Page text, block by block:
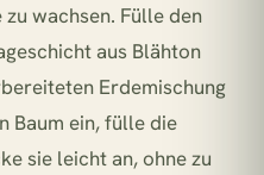
wachsen. Fülle den
aus Blähton
Erdemischung
Baum ein, fülle die
sie leicht an, ohne zu